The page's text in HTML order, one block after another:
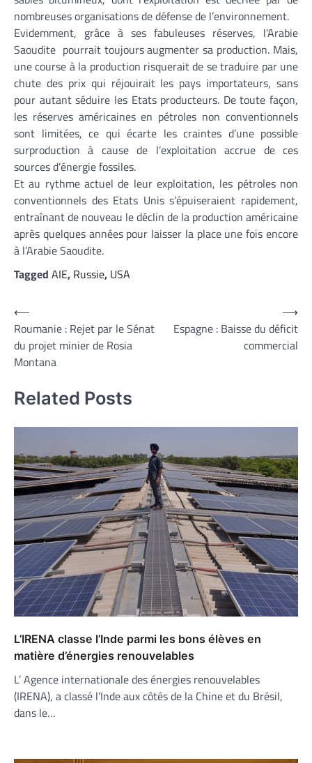
nombreuses organisations de défense de l’environnement.
Evidemment, grâce à ses fabuleuses réserves, l’Arabie
Saoudite pourrait toujours augmenter sa production. Mais,
une course à la production risquerait de se traduire par une
chute des prix qui réjouirait les pays importateurs, sans
pour autant séduire les Etats producteurs. De toute façon,
les réserves américaines en pétroles non conventionnels
sont limitées, ce qui écarte les craintes d’une possible
surproduction à cause de l’exploitation accrue de ces
sources d’énergie fossiles.
Et au rythme actuel de leur exploitation, les pétroles non
conventionnels des Etats Unis s’épuiseraient rapidement,
entraînant de nouveau le déclin de la production américaine
après quelques années pour laisser la place une fois encore
à l’Arabie Saoudite.
Tagged AIE, Russie, USA
Navigation
de
l’article
⟵
Roumanie : Rejet par le Sénat
du projet minier de Rosia
Montana
Espagne : Baisse du déficit
commercial
⟶
Related Posts
L’IRENA classe l’Inde parmi les bons élèves en
matière d’énergies renouvelables
L’ Agence internationale des énergies renouvelables
(IRENA), a classé l’Inde aux côtés de la Chine et du Brésil,
dans le…